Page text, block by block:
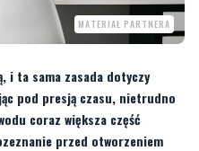
i ta sama zasada dotyczy
pod presją czasu, nietrudno
przed otworzeniem
z wyborem konta
uwagę należy zwracać
informacje będą niezwykle